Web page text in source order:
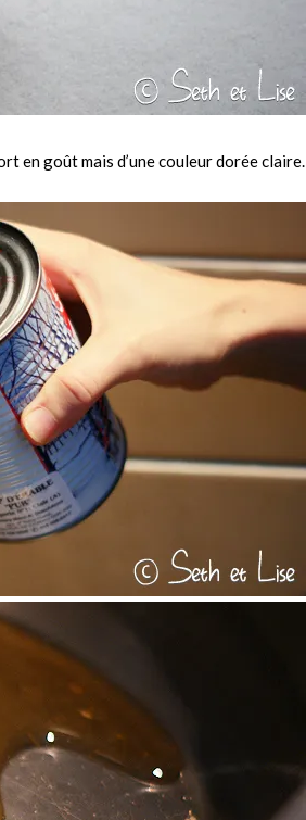
en goût mais d’une couleur dorée claire.